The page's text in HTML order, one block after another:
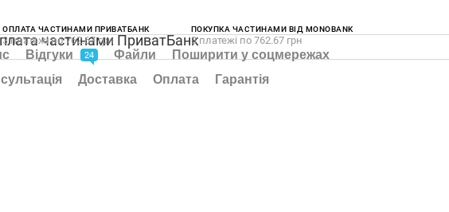
ОПЛАТА ЧАСТИНАМИ ПРИВАТБАНК
3 платежі по 762.67 грн
ПОКУПКА ЧАСТИНАМИ ВІД MONOBANK
3 платежі по 762.67 грн
Відгуки 24 Файли
Поширити у соцмережах
Доставка Оплата Гарантія